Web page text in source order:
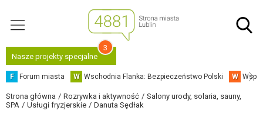
Nasze projekty specjalne
3
F Forum miasta W Wschodnia Flanka: Bezpieczeństwo Polski W
Strona główna Rozrywka i aktywność
Salony urody, solaria, sauny,
SPA
Usługi fryzjerskie Danuta Sędłak